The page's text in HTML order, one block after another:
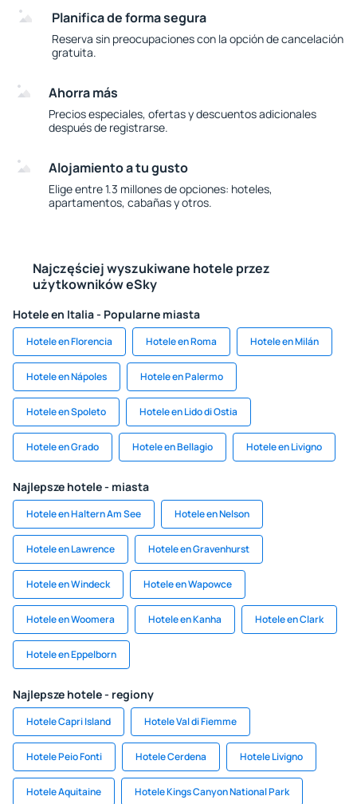
Planifica de forma segura
Reserva sin preocupaciones con la opción de cancelación
gratuita.
Ahorra más
Precios especiales, ofertas y descuentos adicionales
después de registrarse.
Alojamiento a tu gusto
Elige entre 1.3 millones de opciones: hoteles,
apartamentos, cabañas y otros.
Najczęściej wyszukiwane hotele przez
użytkowników eSky
Hotele en Italia - Popularne miasta
Hotele en Florencia Hotele en Roma Hotele en Milán
Hotele en Nápoles Hotele en Palermo
Hotele en Spoleto Hotele en Lido di Ostia
Hotele en Grado Hotele en Bellagio Hotele en Livigno
Najlepsze hotele - miasta
Hotele en Haltern Am See Hotele en Nelson
Hotele en Lawrence Hotele en Gravenhurst
Hotele en Windeck Hotele en Wapowce
Hotele en Woomera Hotele en Kanha Hotele en Clark
Hotele en Eppelborn
Najlepsze hotele - regiony
Hotele Capri Island Hotele Val di Fiemme
Hotele Peio Fonti Hotele Cerdena Hotele Livigno
Hotele Aquitaine Hotele Kings Canyon National Park